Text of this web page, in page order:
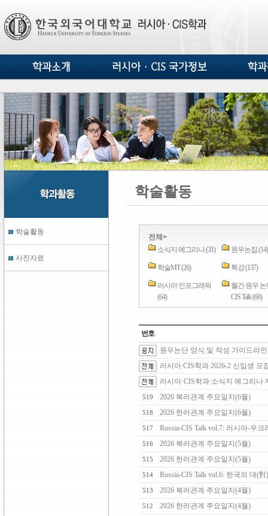
학과소개 러시아·CIS 국가정보 학
학술활동
사진자료
학술활동
전체>
소식지 예그리나 (31)
원우논집 (14)
학술MT (26) 특강 (137)
러시아 인포그래픽
(64)
월간 원우 논
CIS Talk (68)
번호
원우논단 양식 및 작성 가이드라인
러시아∙CIS학과 2026-2 신입생 모
러시아·CIS학과 소식지 예그리나
519 2026 북러관계 주요일지(6월)
518 2026 한러관계 주요일지(6월)
517 Russia-CIS Talk vol.7: 러시아-우
516 2026 북러관계 주요일지(5월)
515 2026 한러관계 주요일지(5월)
514 Russia-CIS Talk vol.6: 한국의 대(
513 2026 북러관계 주요일지(4월)
512 2026 한러관계 주요일지(4월)